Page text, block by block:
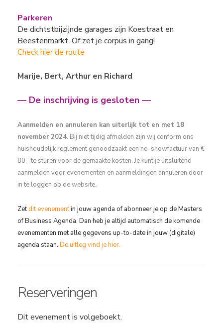
Parkeren
De dichtstbijzijnde garages zijn Koestraat en
Beestenmarkt. Of zet je corpus in gang!
Check hier de route
Marije, Bert, Arthur en Richard
— De inschrijving is gesloten —
Aanmelden en annuleren kan uiterlijk tot en met 18
november 2024. Bij niet tijdig afmelden zijn wij conform ons
huishoudelijk reglement genoodzaakt een no-showfactuur van €
80,- te sturen voor de gemaakte kosten. Je kunt je uitsluitend
aanmelden voor evenementen en aanmeldingen annuleren door
in te loggen op de website.
Zetdit evenementin jouw agenda of abonneer je op de Masters
of Business Agenda. Dan heb je altijd automatisch de komende
evenementen met alle gegevens up-to-date in jouw (digitale)
agenda staan. De uitleg vind je hier.
Reserveringen
Dit evenement is volgeboekt.